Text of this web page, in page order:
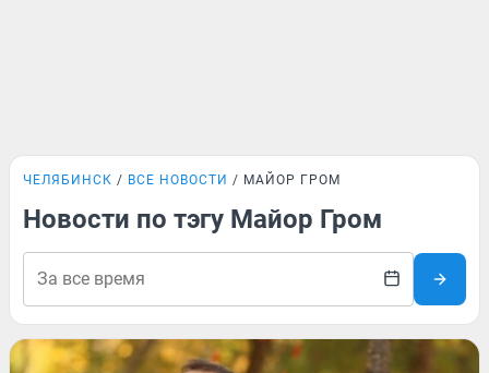
ЧЕЛЯБИНСК ВСЕ НОВОСТИ МАЙОР ГРОМ
Новости по тэгу Майор Гром